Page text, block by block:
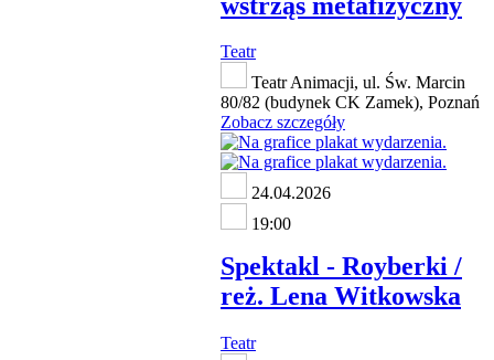
Teatr
Teatr Animacji, ul. Św. Marcin
80/82 (budynek CK Zamek), Poznań
Zobacz szczegóły
24.04.2026
19:00
Spektakl - Royberki /
reż. Lena Witkowska
Teatr